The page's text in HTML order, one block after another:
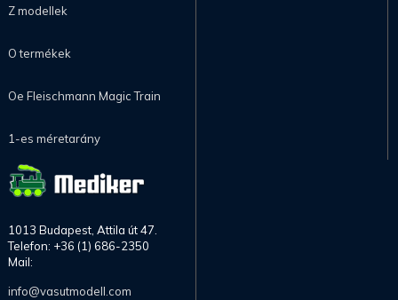
Z modellek
O termékek
Oe Fleischmann Magic Train
1-es méretarány
1013 Budapest, Attila út 47.
Telefon: +36 (1) 686-2350
Mail:
info@vasutmodell.com